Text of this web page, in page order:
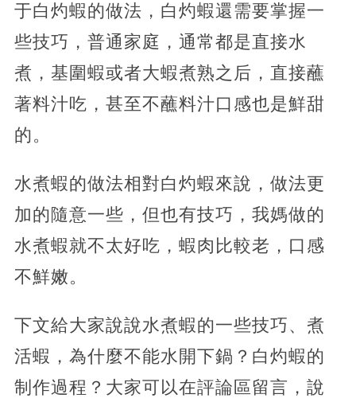
于白灼蝦的做法，白灼蝦還需要掌握一
些技巧，普通家庭，通常都是直接水
煮，基圍蝦或者大蝦煮熟之后，直接蘸
著料汁吃，甚至不蘸料汁口感也是鮮甜
的。
水煮蝦的做法相對白灼蝦來說，做法更
加的隨意一些，但也有技巧，我媽做的
水煮蝦就不太好吃，蝦肉比較老，口感
不鮮嫩。
下文給大家說說水煮蝦的一些技巧、煮
活蝦，為什麼不能水開下鍋？白灼蝦的
制作過程？大家可以在評論區留言，說